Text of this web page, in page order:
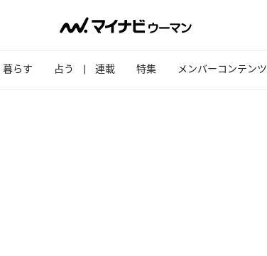
暮らす 占う 連載 特集 メンバーコンテンツ